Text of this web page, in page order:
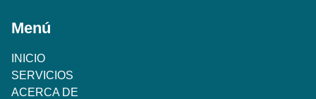
Menú
INICIO
SERVICIOS
ACERCA DE